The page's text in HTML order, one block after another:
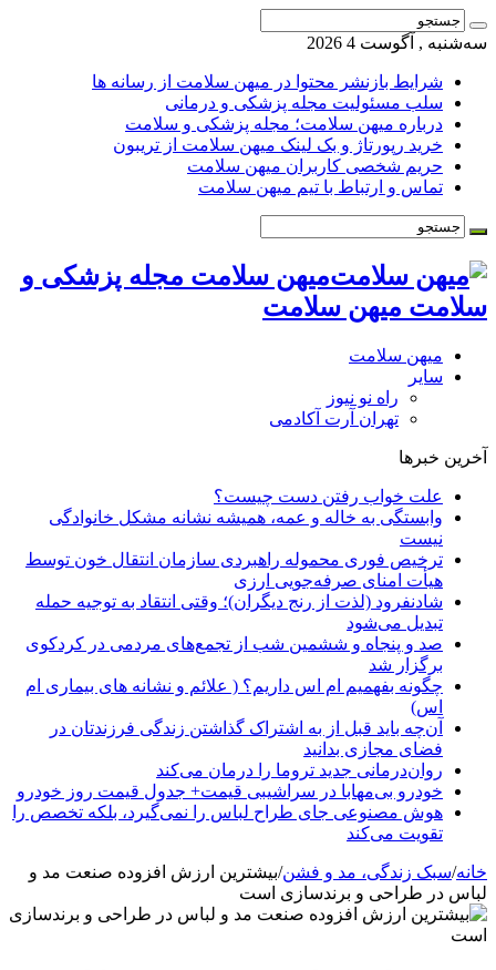
سه‌شنبه , آگوست 4 2026
شرایط بازنشر محتوا در میهن سلامت از رسانه ها
سلب مسئولیت مجله پزشکی و درمانی
درباره میهن سلامت؛ مجله پزشکی و سلامت
خرید رپورتاژ و بک لینک میهن سلامت از تریبون
حریم شخصی کاربران میهن سلامت
تماس و ارتباط با تیم میهن سلامت
میهن سلامت مجله پزشکی و
سلامت میهن سلامت
میهن سلامت
سایر
راه نو نیوز
تهران آرت آکادمی
آخرین خبرها
علت خواب رفتن دست چیست؟
وابستگی به خاله و عمه، همیشه نشانه مشکل خانوادگی
نیست
ترخیص فوری محموله راهبردی سازمان انتقال خون توسط
هیأت امنای صرفه‌جویی ارزی
شادنفرود (لذت از رنج دیگران)؛ وقتی انتقاد به توجیه حمله
تبدیل می‌شود
صد و پنجاه‌ و ششمین شب از تجمع‌های مردمی در کردکوی
برگزار شد
چگونه بفهمیم ام اس داریم؟ ( علائم و نشانه های بیماری ام
اس)
آن‌چه باید قبل از به اشتراک گذاشتن زندگی فرزندتان در
فضای مجازی بدانید
روان‌درمانی جدید تروما را درمان می‌کند
خودرو بی‌مهابا در سراشیبی قیمت+ جدول قیمت روز خودرو
هوش مصنوعی جای طراح لباس را نمی‌گیرد، بلکه تخصص را
تقویت می‌کند
خانه/سبک زندگی، مد و فشن/بیشترین ارزش افزوده صنعت مد و
لباس در طراحی و برندسازی است